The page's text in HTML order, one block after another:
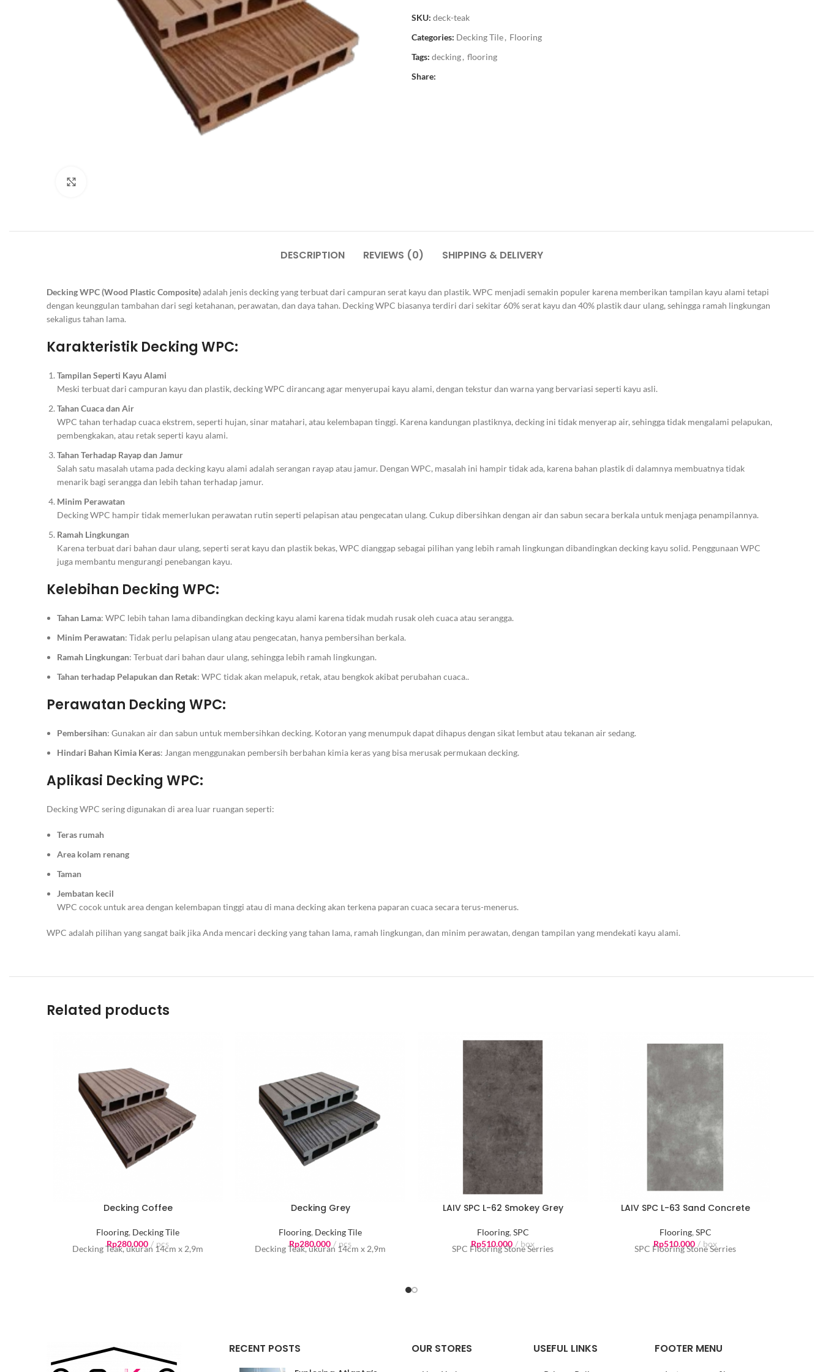
Small categories menu
With background
Load more button
Shop layouts
Category description
Header overlap
Load more button
SKU: deck-teak
Categories: Decking Tile, Flooring
Tags: decking, flooring
Share:
DESCRIPTION REVIEWS (0) SHIPPING & DELIVERY
Decking WPC (Wood Plastic Composite)adalah jenis decking yang terbuat dari campuran serat kayu dan plastik. WPC menjadi semakin populer karena memberikan tampilan kayu alami tetapi
dengan keunggulan tambahan dari segi ketahanan, perawatan, dan daya tahan. Decking WPC biasanya terdiri dari sekitar 60% serat kayu dan 40% plastik daur ulang, sehingga ramah lingkungan
sekaligus tahan lama.
Karakteristik Decking WPC:
Tampilan Seperti Kayu Alami
Meski terbuat dari campuran kayu dan plastik, decking WPC dirancang agar menyerupai kayu alami, dengan tekstur dan warna yang bervariasi seperti kayu asli.
Tahan Cuaca dan Air
WPC tahan terhadap cuaca ekstrem, seperti hujan, sinar matahari, atau kelembapan tinggi. Karena kandungan plastiknya, decking ini tidak menyerap air, sehingga tidak mengalami pelapukan,
pembengkakan, atau retak seperti kayu alami.
Tahan Terhadap Rayap dan Jamur
Salah satu masalah utama pada decking kayu alami adalah serangan rayap atau jamur. Dengan WPC, masalah ini hampir tidak ada, karena bahan plastik di dalamnya membuatnya tidak
menarik bagi serangga dan lebih tahan terhadap jamur.
Minim Perawatan
Decking WPC hampir tidak memerlukan perawatan rutin seperti pelapisan atau pengecatan ulang. Cukup dibersihkan dengan air dan sabun secara berkala untuk menjaga penampilannya.
Ramah Lingkungan
Karena terbuat dari bahan daur ulang, seperti serat kayu dan plastik bekas, WPC dianggap sebagai pilihan yang lebih ramah lingkungan dibandingkan decking kayu solid. Penggunaan WPC
juga membantu mengurangi penebangan kayu.
Kelebihan Decking WPC:
Tahan Lama: WPC lebih tahan lama dibandingkan decking kayu alami karena tidak mudah rusak oleh cuaca atau serangga.
Minim Perawatan: Tidak perlu pelapisan ulang atau pengecatan, hanya pembersihan berkala.
Ramah Lingkungan: Terbuat dari bahan daur ulang, sehingga lebih ramah lingkungan.
Tahan terhadap Pelapukan dan Retak: WPC tidak akan melapuk, retak, atau bengkok akibat perubahan cuaca..
Perawatan Decking WPC:
Pembersihan: Gunakan air dan sabun untuk membersihkan decking. Kotoran yang menumpuk dapat dihapus dengan sikat lembut atau tekanan air sedang.
Hindari Bahan Kimia Keras: Jangan menggunakan pembersih berbahan kimia keras yang bisa merusak permukaan decking.
Aplikasi Decking WPC:
Decking WPC sering digunakan di area luar ruangan seperti:
Teras rumah
Area kolam renang
Taman
Jembatan kecil
WPC cocok untuk area dengan kelembapan tinggi atau di mana decking akan terkena paparan cuaca secara terus-menerus.
WPC adalah pilihan yang sangat baik jika Anda mencari decking yang tahan lama, ramah lingkungan, dan minim perawatan, dengan tampilan yang mendekati kayu alami.
Related products
Decking Coffee
Flooring, Decking Tile
Rp280.000 pcs
Decking Teak, ukuran 14cm x 2,9m
Decking Grey
Flooring, Decking Tile
Rp280.000 pcs
Decking Teak, ukuran 14cm x 2,9m
LAIV SPC L-62 Smokey Grey
Flooring, SPC
Rp510.000 box
SPC Flooring Stone Serries
LAIV SPC L-63 Sand Concrete
Flooring, SPC
Rp510.000 box
SPC Flooring Stone Serries
RECENT POSTS OUR STORES USEFUL LINKS FOOTER MENU